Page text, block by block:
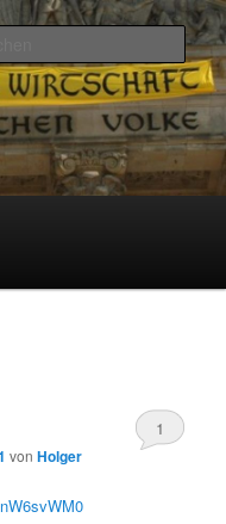
vonHolger
1